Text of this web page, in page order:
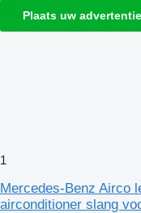
Plaats uw advertentie
1
Mercedes-Benz Airco
airconditioner slang